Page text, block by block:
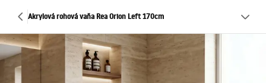
Akrylová rohová vaňa Rea Orion Left 170cm